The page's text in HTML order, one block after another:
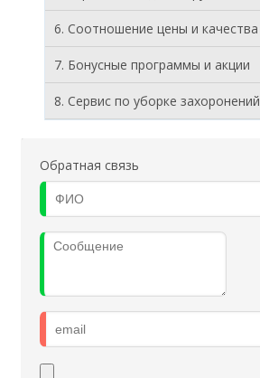
6. Соотношение цены и качества
7. Бонусные программы и акции
8. Cервис по уборке захоронений
Обратная связь